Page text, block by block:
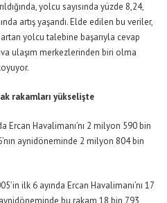
yolcu sayısında yüzde 8,24,
artış yaşandı. Elde edilen bu veriler,
artan yolcu talebine başarıyla cevap
ulaşım merkezlerinden biri olma
rakamları yükselişte
Ercan Havalimanı’nı 2 milyon 590bin
’nın aynidöneminde 2 milyon 804bin
5’in ilk 6 ayında Ercan Havalimanı’nı 17